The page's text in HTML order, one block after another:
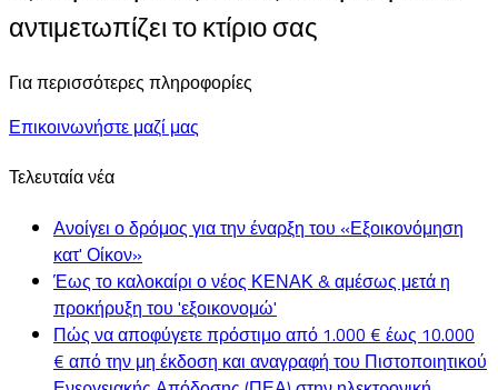
αντιμετωπίζει το κτίριο σας
Για περισσότερες πληροφορίες
Επικοινωνήστε μαζί μας
Τελευταία νέα
Ανοίγει ο δρόμος για την έναρξη του «Εξοικονόμηση
κατ' Οίκον»
Έως το καλοκαίρι ο νέος ΚΕΝΑΚ & αμέσως μετά η
προκήρυξη του 'εξοικονομώ'
Πώς να αποφύγετε πρόστιμο από 1.000 € έως 10.000
€ από την μη έκδοση και αναγραφή του Πιστοποιητικού